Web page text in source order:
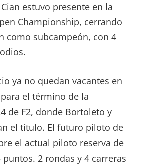
estuvo presente en la
Championship, cerrando
como subcampeón, con 4
ya no quedan vacantes en
el término de la
de F2, donde Bortoleto y
el título. El futuro piloto de
el actual piloto reserva de
puntos. 2 rondas y 4 carreras